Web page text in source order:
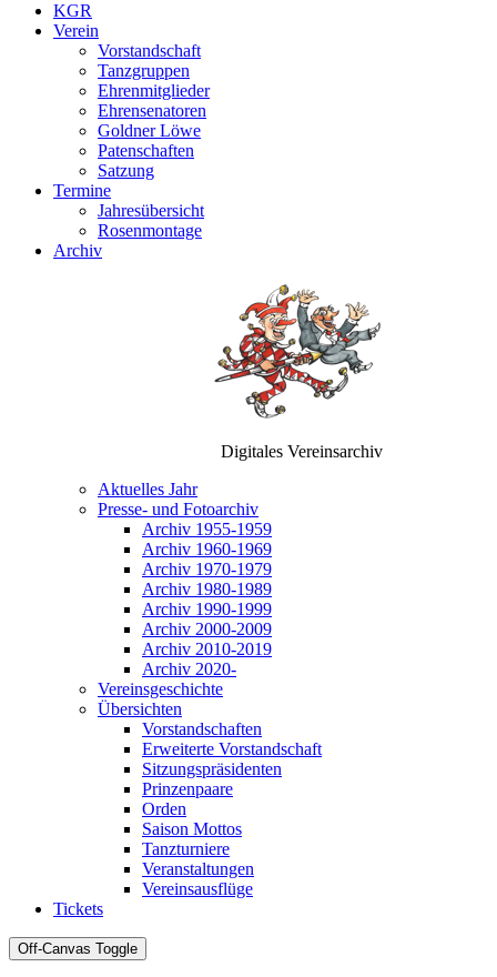
KGR
Verein
Vorstandschaft
Tanzgruppen
Ehrenmitglieder
Ehrensenatoren
Goldner Löwe
Patenschaften
Satzung
Termine
Jahresübersicht
Rosenmontage
Archiv
Digitales Vereinsarchiv
Aktuelles Jahr
Presse- und Fotoarchiv
Archiv 1955-1959
Archiv 1960-1969
Archiv 1970-1979
Archiv 1980-1989
Archiv 1990-1999
Archiv 2000-2009
Archiv 2010-2019
Archiv 2020-
Vereinsgeschichte
Übersichten
Vorstandschaften
Erweiterte Vorstandschaft
Sitzungspräsidenten
Prinzenpaare
Orden
Saison Mottos
Tanzturniere
Veranstaltungen
Vereinsausflüge
Tickets
Off-Canvas Toggle